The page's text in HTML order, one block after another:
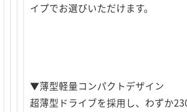
イプでお選びいただけます。
▼薄型軽量コンパクトデザイン
超薄型ドライブを採用し、わずか